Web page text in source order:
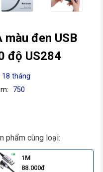
đen USB
độ US284
18 tháng
750
phẩm cùng loại:
1M
88.000đ